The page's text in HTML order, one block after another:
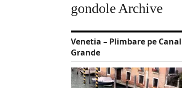
gondole Archive
Venetia – Plimbare pe Canal
Grande